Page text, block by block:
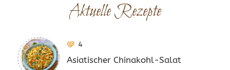
Aktuelle Rezepte
4
Asiatischer Chinakohl-Salat